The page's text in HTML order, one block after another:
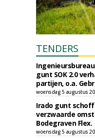
TENDERS
gunt SOK 2.0
partijen, o.a.
woensdag 5 augustus
Irado gunt
verzwaarde
Bodegraven Flex.
woensdag 5 augustus